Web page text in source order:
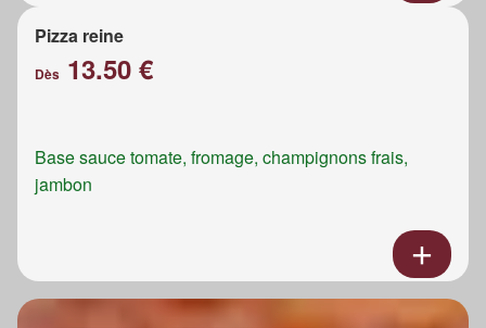
Pizza reine
Dès 13.50 €
Base sauce tomate, fromage, champignons frais,
jambon